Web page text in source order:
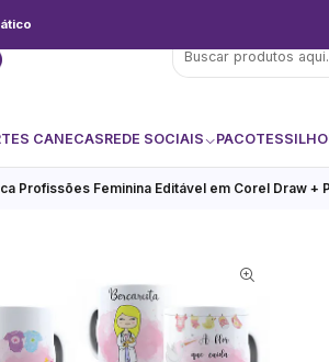
CANECASREDE SOCIAIS PACOTES
Profissões Feminina Editável em Corel Draw +